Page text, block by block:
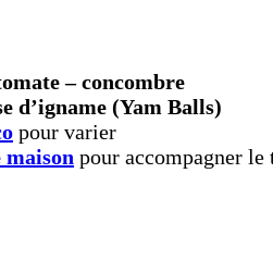
– concombre
d’igname (Yam Balls)
pour varier
maison pour accompagner le